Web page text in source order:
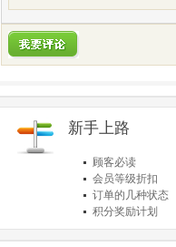
新手上路
顾客必读
会员等级折扣
订单的几种状态
积分奖励计划
商品退货保障